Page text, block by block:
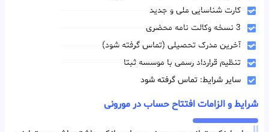
کارت شناسایی ملی و جدید
3 نسخه وکالت نامه محضری
آخرین مدرک تحصیلی (تماس گرفته شود)
تنظیم قرارداد رسمی با موسسه ثبتا
سایر شرایط: تماس گرفته شود
شرایط و الزامات افتتاح حساب در مورونی